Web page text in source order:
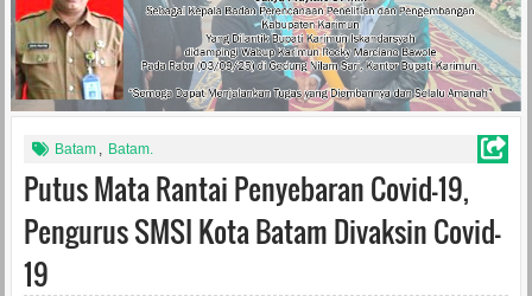
Batam , Batam.
Putus Mata Rantai Penyebaran Covid-19,
Pengurus SMSI Kota Batam Divaksin Covid-
19